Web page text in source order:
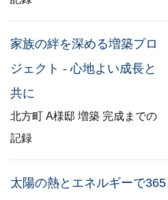
家族の絆を深める増築プロ
ジェクト - 心地よい成長と
共に
北方町 A様邸 増築 完成までの
記録
太陽の熱とエネルギーで365